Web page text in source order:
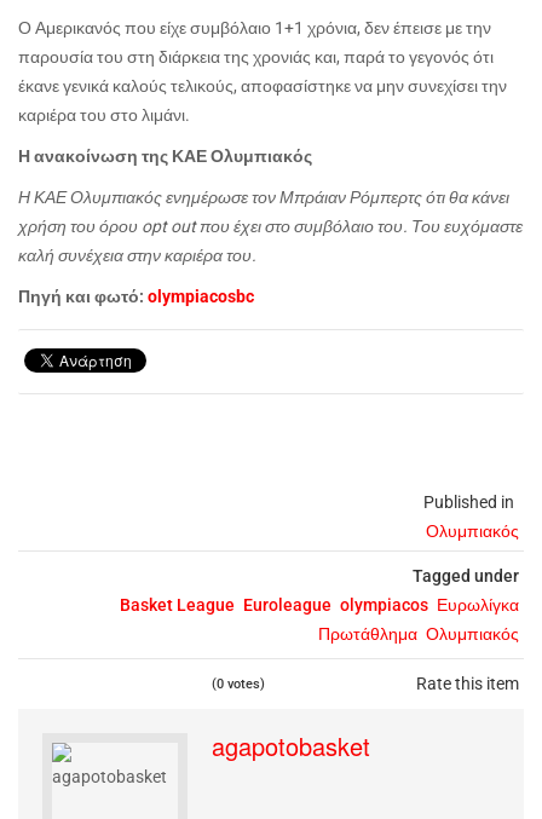
Published in
Ολυμπιακός
Tagged under
Basket League Euroleague olympiacos Ευρωλίγκα
Πρωτάθλημα Ολυμπιακός
Rate this item
(0 votes)
Ο Αμερικανός που είχε συμβόλαιο 1+1 χρόνια, δεν έπεισε με την
παρουσία του στη διάρκεια της χρονιάς και, παρά το γεγονός ότι
έκανε γενικά καλούς τελικούς, αποφασίστηκε να μην συνεχίσει την
καριέρα του στο λιμάνι.
Η ανακοίνωση της ΚΑΕ Ολυμπιακός
Η ΚΑΕ Ολυμπιακός ενημέρωσε τον Μπράιαν Ρόμπερτς ότι θα κάνει
χρήση του όρου opt out που έχει στο συμβόλαιο του. Του ευχόμαστε
καλή συνέχεια στην καριέρα του.
Πηγή και φωτό: olympiacosbc
agapotobasket